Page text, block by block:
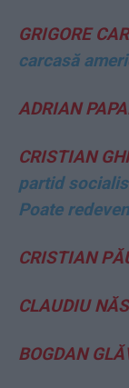
GRIGORE
carcasă
ADRIAN
CRISTIAN
partid
Poate
CRISTIAN
CLAUDIU
BOGDAN